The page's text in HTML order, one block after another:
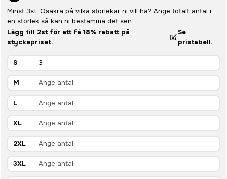
Minst 3st. Osäkra på vilka storlekar ni vill ha? Ange totalt antal i
en storlek så kan ni bestämma det sen.
Lägg till 2st för att få 18% rabatt på
styckepriset.
Se
pristabell.
S
M
L
XL
2XL
3XL